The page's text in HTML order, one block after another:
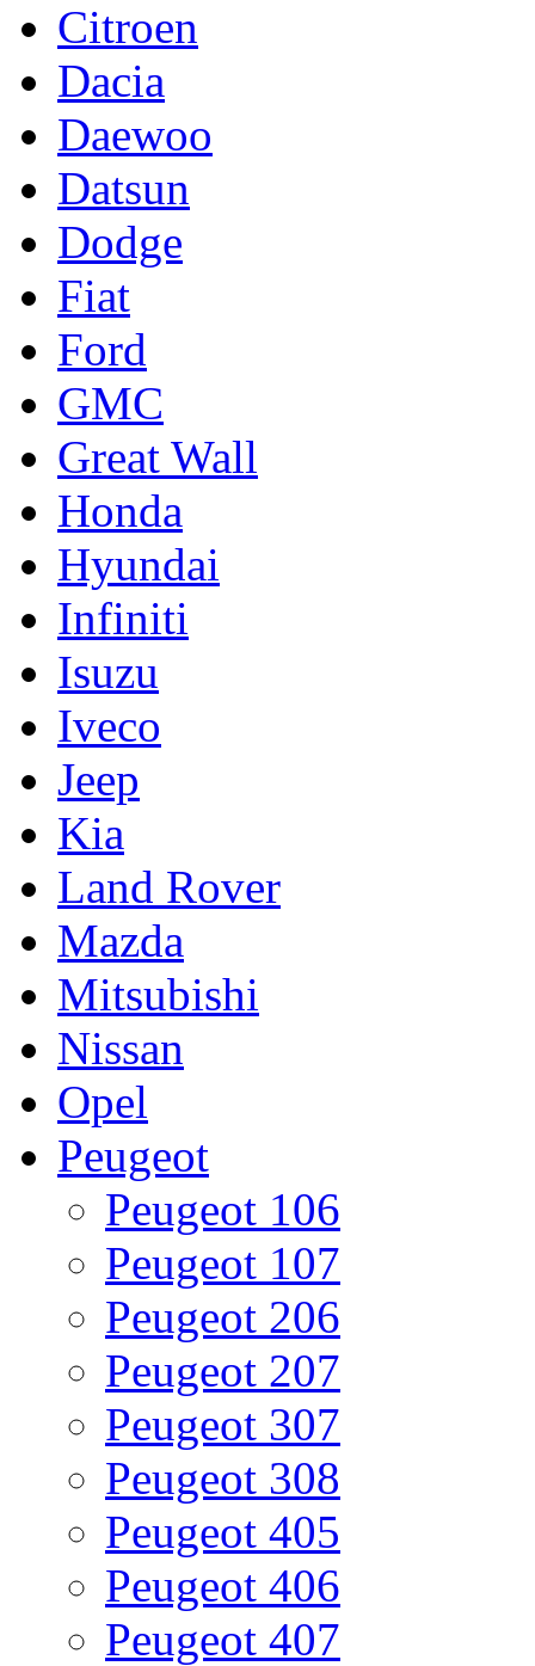
Citroen
Dacia
Daewoo
Datsun
Dodge
Fiat
Ford
GMC
Great Wall
Honda
Hyundai
Infiniti
Isuzu
Iveco
Jeep
Kia
Land Rover
Mazda
Mitsubishi
Nissan
Opel
Peugeot
Peugeot 106
Peugeot 107
Peugeot 206
Peugeot 207
Peugeot 307
Peugeot 308
Peugeot 405
Peugeot 406
Peugeot 407